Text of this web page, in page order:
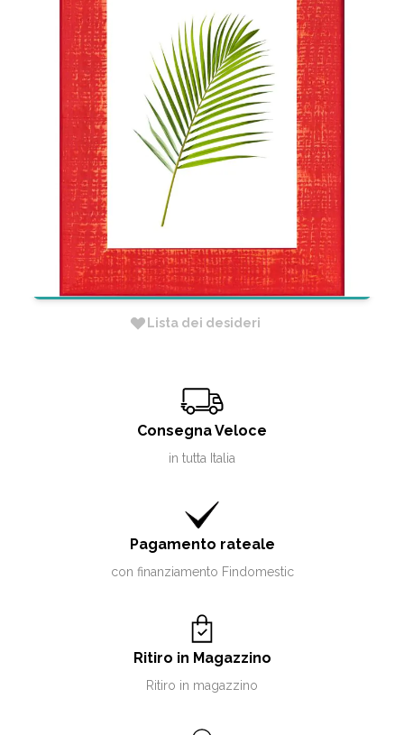
CORNICE GALVEZ ROSA
CICLAMINO CRILEX 24X30CM
CODICE:CGVZ17217CN
Non Disponibile
RICHIEDI INFORMAZIONI
Lista dei desideri
Consegna Veloce
in tutta Italia
Pagamento rateale
con finanziamento Findomestic
Ritiro in Magazzino
Ritiro in magazzino